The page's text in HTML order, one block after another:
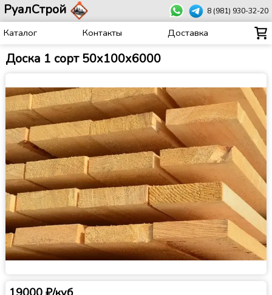
РуалСтрой 8 (981) 930-32-20
Каталог Контакты Доставка
Доска 1 сорт 50х100х6000